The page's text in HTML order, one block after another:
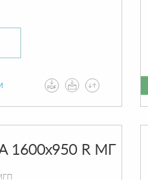
R МГ